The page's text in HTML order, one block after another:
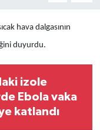
hava dalgasının
duyurdu.
izole
Ebola vaka
katlandı